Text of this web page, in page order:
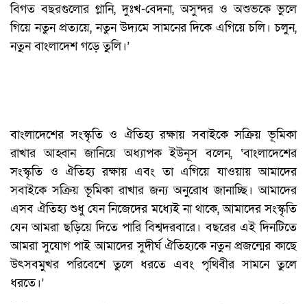
বিগত বছরগুলোর গ্লানি, দুঃখ-বেদনা, অসুন্দর ও অশুভকে ভুলে
গিয়ে নতুন প্রত্যয়ে, নতুন উদ্যমে সামনের দিকে এগিয়ে চলি। চলুন,
নতুন বাংলাদেশ গড়ে তুলি।’
বাংলাদেশের সংস্কৃতি ও ঐতিহ্য রক্ষায় সবাইকে সক্রিয় ভূমিকা
রাখার আহ্বান জানিয়ে অধ্যাপক ইউনূস বলেন, ‘বাংলাদেশের
সংস্কৃতি ও ঐতিহ্য রক্ষায় এবং তা এগিয়ে যাওয়ায় আমাদের
সবাইকে সক্রিয় ভূমিকা রাখার জন্য অনুরোধ জানাচ্ছি। আমাদের
এসব ঐতিহ্য শুধু যেন নিজেদের মধ্যেই না থাকে, আমাদের সংস্কৃতি
যেন আমরা ছড়িয়ে দিতে পারি বিশ্বদরবারে। বছরের এই দিনটিতে
আমরা সুযোগ পাই আমাদের সুদীর্ঘ ঐতিহ্যকে নতুন প্রজন্মের কাছে
উৎসবমুখর পরিবেশে তুলে ধরতে এবং পৃথিবীর সামনে তুলে
ধরতে।’